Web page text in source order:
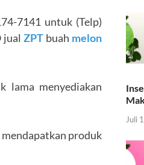
7141 untuk (Telp)
jual ZPT buah melon
lama menyediakan
produk
Juli